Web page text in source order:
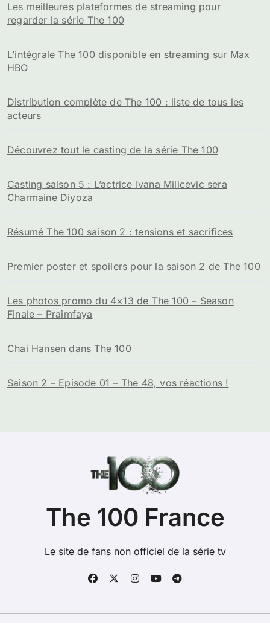
Les meilleures plateformes de streaming pour
regarder la série The 100
L’intégrale The 100 disponible en streaming sur Max
HBO
Distribution complète de The 100 : liste de tous les
acteurs
Découvrez tout le casting de la série The 100
Casting saison 5 : L’actrice Ivana Milicevic sera
Charmaine Diyoza
Résumé The 100 saison 2 : tensions et sacrifices
Premier poster et spoilers pour la saison 2 de The 100
Les photos promo du 4×13 de The 100 – Season
Finale – Praimfaya
Chai Hansen dans The 100
Saison 2 – Episode 01 – The 48, vos réactions !
The 100 France
Le site de fans non officiel de la série tv